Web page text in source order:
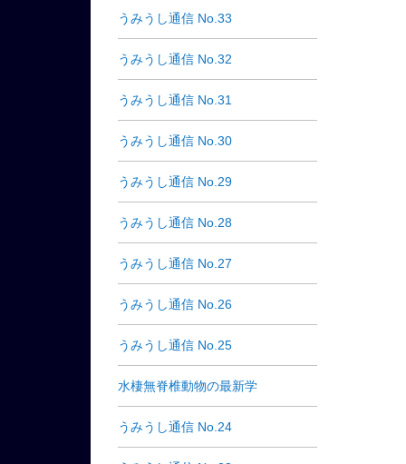
うみうし通信 No.33
うみうし通信 No.32
うみうし通信 No.31
うみうし通信 No.30
うみうし通信 No.29
うみうし通信 No.28
うみうし通信 No.27
うみうし通信 No.26
うみうし通信 No.25
水棲無脊椎動物の最新学
うみうし通信 No.24